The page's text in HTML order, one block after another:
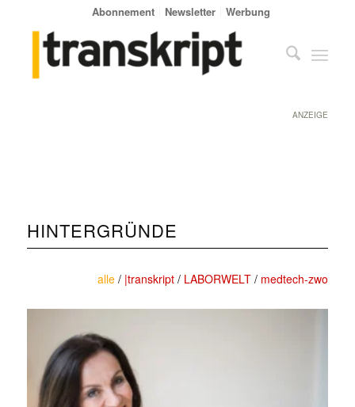
Abonnement Newsletter Werbung
ANZEIGE
HINTERGRÜNDE
alle / |transkript / LABORWELT / medtech-zwo